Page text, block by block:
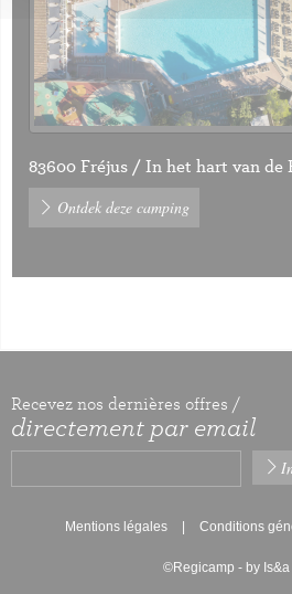
83600 Fréjus / In het hart van de
Ontdek deze camping
Recevez nos dernières offres /
directement par email
Mentions légales Conditions
©Regicamp - by Is&a